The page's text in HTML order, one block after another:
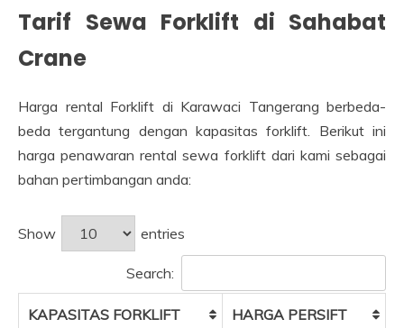
Tarif Sewa Forklift di Sahabat
Crane
Harga rental Forklift di Karawaci Tangerang berbeda-
beda tergantung dengan kapasitas forklift. Berikut ini
harga penawaran rental sewa forklift dari kami sebagai
bahan pertimbangan anda:
Show entries
Search:
KAPASITAS FORKLIFT HARGA PERSIFT